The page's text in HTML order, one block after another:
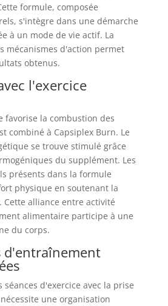
formule, composée
s'intègre dans une démarche
à un mode de vie actif. La
mécanismes d'action permet
obtenus.
l'exercice
favorise la combustion des
combiné à Capsiplex Burn. Le
se trouve stimulé grâce
du supplément. Les
présents dans la formule
physique en soutenant la
Cette alliance entre activité
alimentaire participe à une
du corps.
d'entraînement
séances d'exercice avec la prise
une organisation